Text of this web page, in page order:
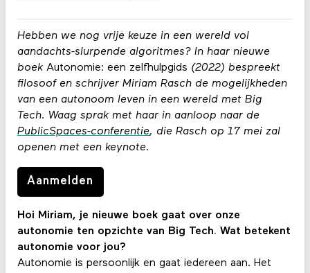
Hebben we nog vrije keuze in een wereld vol
aandachts-slurpende algoritmes? In haar nieuwe
boekAutonomie: een zelfhulpgids (2022) bespreekt
filosoof en schrijver Miriam Rasch de mogelijkheden
van een autonoom leven in een wereld met Big
Tech. Waag sprak met haar in aanloop naar de
PublicSpaces-conferentie, die Rasch op 17 mei zal
openen met een keynote.
Aanmelden
Hoi Miriam, je nieuwe boek gaat over onze
autonomie ten opzichte van Big Tech. Wat betekent
autonomie voor jou?
Autonomie is persoonlijk en gaat iedereen aan. Het